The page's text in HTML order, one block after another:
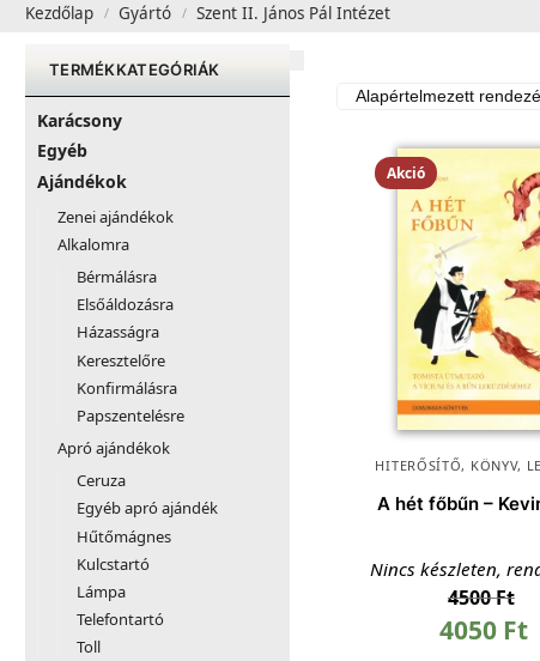
Kezdőlap / Gyártó / Szent II. János Pál Intézet
Akció
HITERŐSÍTŐ, KÖNYV,
A hét főbűn –
Nincs készleten,
4500Ft
4050 Ft
TERMÉKKATEGÓRIÁK
Karácsony
Egyéb
Ajándékok
Zenei ajándékok
Alkalomra
Bérmálásra
Elsőáldozásra
Házasságra
Keresztelőre
Konfirmálásra
Papszentelésre
Apró ajándékok
Ceruza
Egyéb apró ajándék
Hűtőmágnes
Kulcstartó
Lámpa
Telefontartó
Toll